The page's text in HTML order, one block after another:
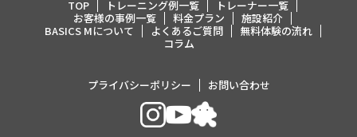
TOP トレーニング例一覧
トレーナー一覧
お客様の事例一覧
料金プラン
施設紹介
BASICS Mについて
よくあるご質問
無料体験の流れ
コラム
プライバシーポリシー お問い合わせ